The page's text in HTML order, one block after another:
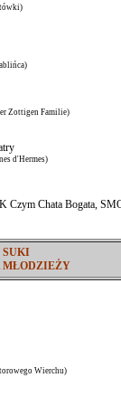
Zottigen Familie)
d'Hermes)
Czym Chata Bogata,
SUKI
MŁODZIEŻY
Wierchu)